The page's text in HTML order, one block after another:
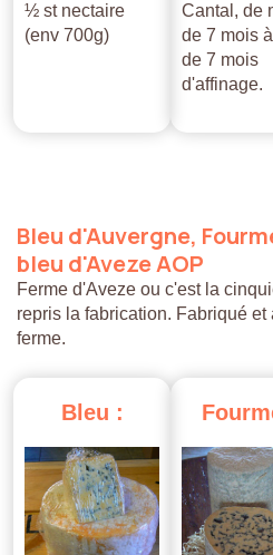
½ st nectaire
(env 700g)
Cantal, de
de 7 mois
de 7 mois
d'affinage.
Bleu d'Auvergne,
bleu d'AvezeAOP
Ferme d'Aveze ou c'est la
repris la fabrication. Fabriqué et
ferme.
Bleu :